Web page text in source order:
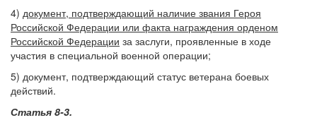
4) документ, подтверждающий наличие звания Героя
Российской Федерации или факта награждения орденом
Российской Федерации за заслуги, проявленные в ходе
участия в специальной военной операции;
5) документ, подтверждающий статус ветерана боевых
действий.
Статья 8-3.